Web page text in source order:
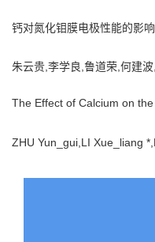
钙对氮化钼膜电极性能的影响
朱云贵,李学良,鲁道荣,何建
The Effect of Calcium on
ZHU Yun_gui,LI Xue_liang